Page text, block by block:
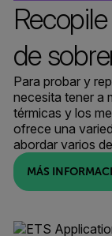
de
Para probar y
necesita tener a
térmicas y los
ofrece una
abordar varios
MÁS